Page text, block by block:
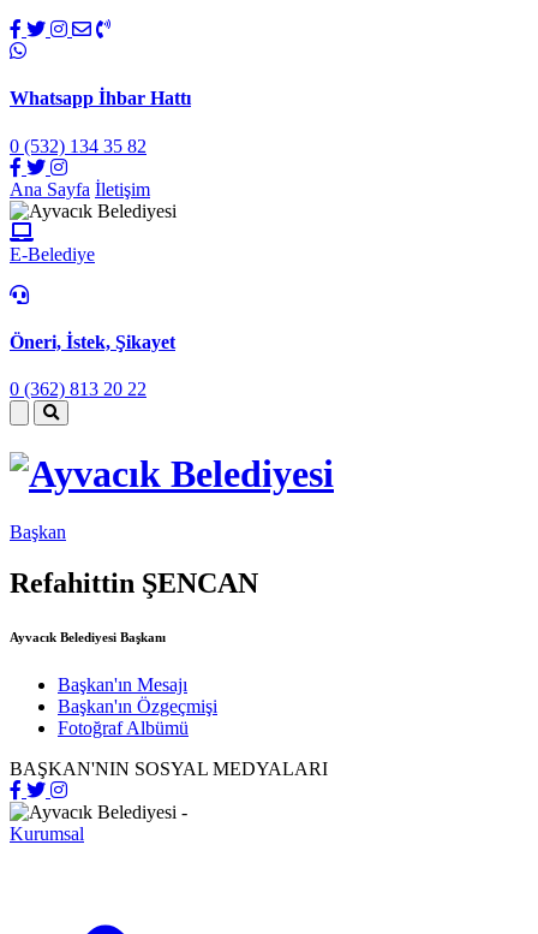
Whatsapp İhbar Hattı
0 (532) 134 35 82
Ana Sayfa İletişim
E-Belediye
Öneri, İstek, Şikayet
0 (362) 813 20 22
Başkan
Refahittin ŞENCAN
Ayvacık Belediyesi Başkanı
Başkan'ın Mesajı
Başkan'ın Özgeçmişi
Fotoğraf Albümü
BAŞKAN'NIN SOSYAL MEDYALARI
Kurumsal